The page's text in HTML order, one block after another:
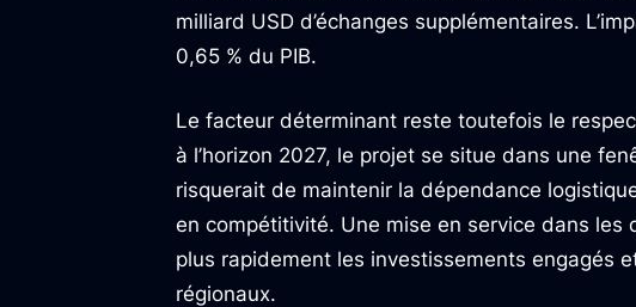
milliard USD d’échanges supplémentaires.
0,65 % du PIB.
Le facteur déterminant reste toutefois le
à l’horizon 2027, le projet se situe dans une
risquerait de maintenir la dépendance
en compétitivité. Une mise en service dans les
plus rapidement les investissements engagés
régionaux.